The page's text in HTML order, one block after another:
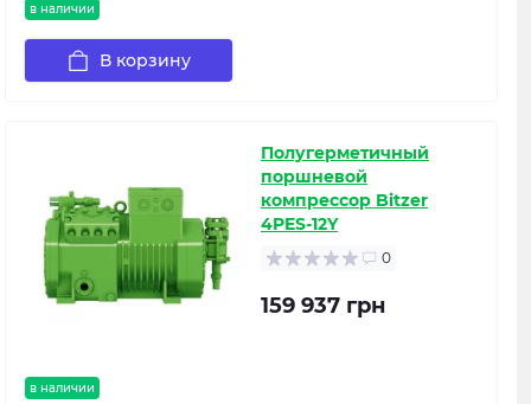
в наличии
В корзину
в наличии
Полугерметичный
поршневой
компрессор Bitzer
4PES-12Y
0
159 937 грн